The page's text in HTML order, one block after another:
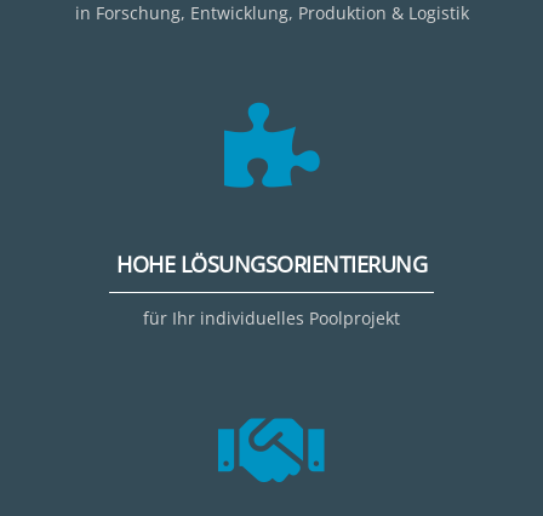
in Forschung, Entwicklung, Produktion & Logistik
HOHE LÖSUNGSORIENTIERUNG
für Ihr individuelles Poolprojekt